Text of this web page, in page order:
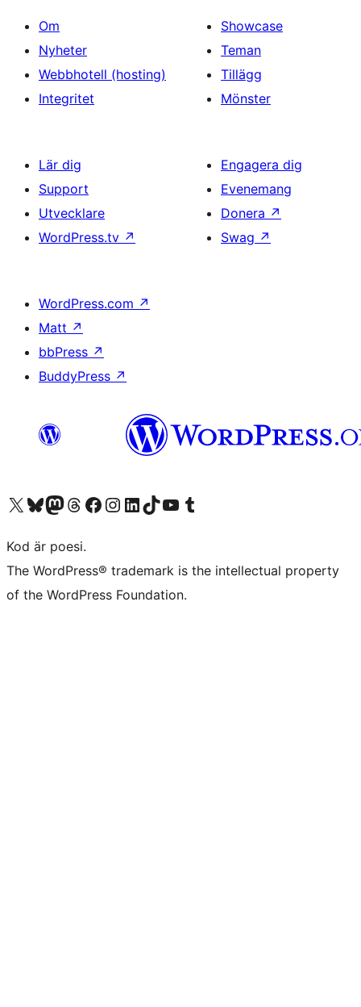
Om
Nyheter
Webbhotell (hosting)
Integritet
Showcase
Teman
Tillägg
Mönster
Lär dig
Support
Utvecklare
WordPress.tv ↗
Engagera dig
Evenemang
Donera ↗
Swag ↗
WordPress.com ↗
Matt ↗
bbPress ↗
BuddyPress ↗
Besök vår X-konto (f.d. Twitter)
Besök vårt Bluesky-konto
Besök vårt Mastodon-konto
Besök vårt Thread-konto
Besök vår Facebook-sidaBesök vårt Instagram-konto
Besök vårt LinkedIn-konto
Besök vårt TikTok-konto
Besök vår YouTube-kanalBesök vårt Tumblr-konto
Kod är poesi.
The WordPress® trademark is the intellectual property
of the WordPress Foundation.